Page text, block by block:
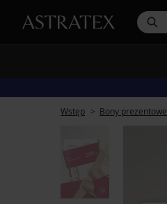
Wstęp Bony prezentowe